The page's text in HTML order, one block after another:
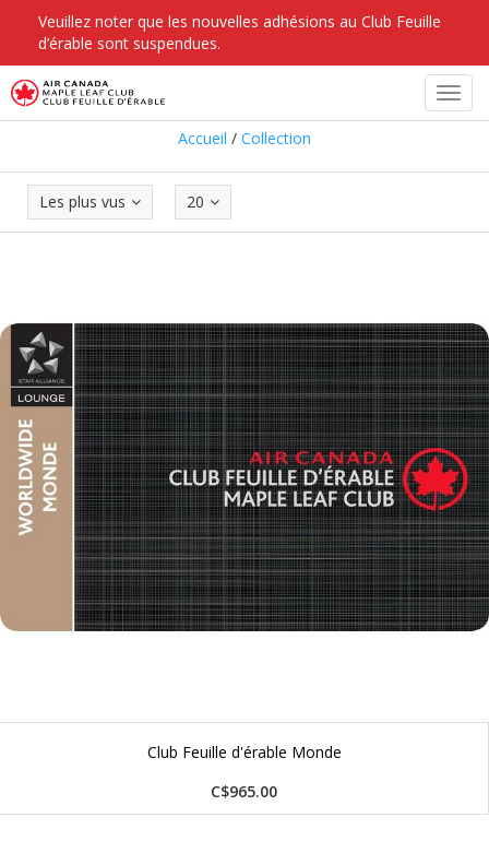
Veuillez noter que les nouvelles adhésions au Club Feuille
d’érable sont suspendues.
Accueil / Collection
Les plus vus 20
Club Feuille d'érable Monde
C$965.00